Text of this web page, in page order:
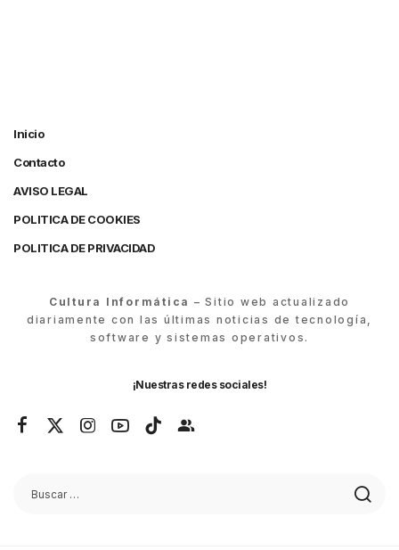
Inicio
Contacto
AVISO LEGAL
POLITICA DE COOKIES
POLITICA DE PRIVACIDAD
Cultura Informática – Sitio web actualizado
diariamente con las últimas noticias de tecnología,
software y sistemas operativos.
¡Nuestras redes sociales!